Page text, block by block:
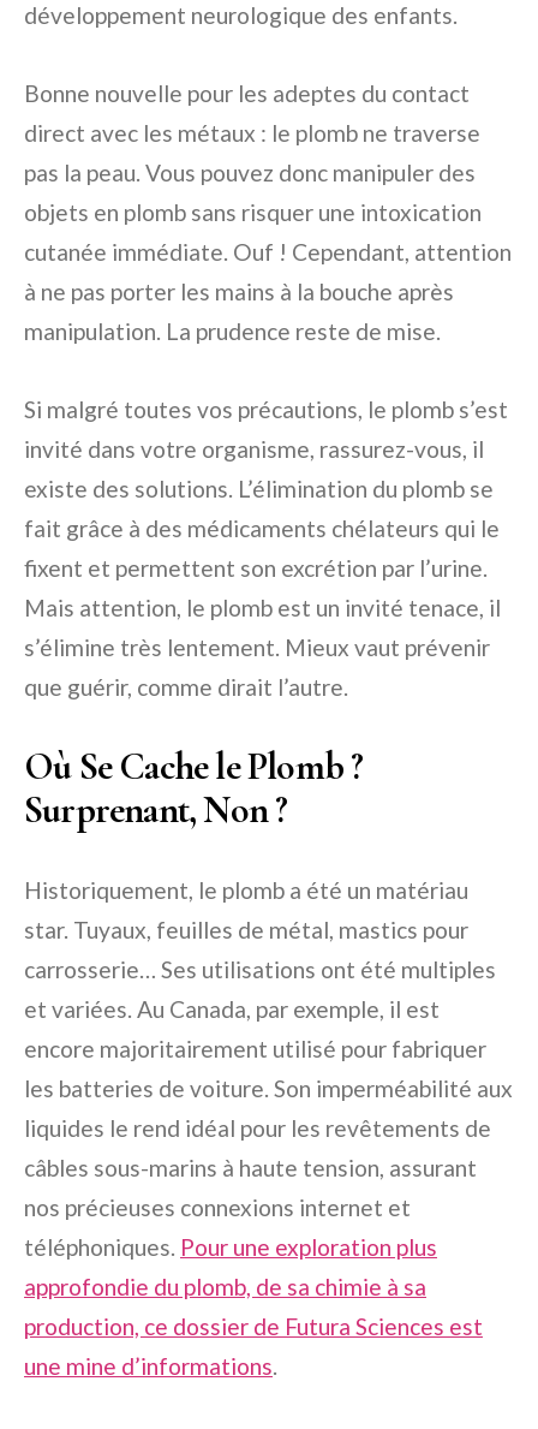
développement neurologique des enfants.
Bonne nouvelle pour les adeptes du contact
direct avec les métaux : le plomb ne traverse
pas la peau. Vous pouvez donc manipuler des
objets en plomb sans risquer une intoxication
cutanée immédiate. Ouf ! Cependant, attention
à ne pas porter les mains à la bouche après
manipulation. La prudence reste de mise.
Si malgré toutes vos précautions, le plomb s’est
invité dans votre organisme, rassurez-vous, il
existe des solutions. L’élimination du plomb se
fait grâce à des médicaments chélateurs qui le
fixent et permettent son excrétion par l’urine.
Mais attention, le plomb est un invité tenace, il
s’élimine très lentement. Mieux vaut prévenir
que guérir, comme dirait l’autre.
Où Se Cache le Plomb ?
Surprenant, Non ?
Historiquement, le plomb a été un matériau
star. Tuyaux, feuilles de métal, mastics pour
carrosserie… Ses utilisations ont été multiples
et variées. Au Canada, par exemple, il est
encore majoritairement utilisé pour fabriquer
les batteries de voiture. Son imperméabilité aux
liquides le rend idéal pour les revêtements de
câbles sous-marins à haute tension, assurant
nos précieuses connexions internet et
téléphoniques. Pour une exploration plus
approfondie du plomb, de sa chimie à sa
production, ce dossier de Futura Sciences est
une mine d’informations.